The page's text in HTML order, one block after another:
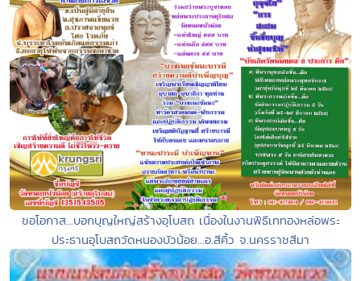
ขอโอกาส...บอกบุญใหญ่สร้างอุโบสถ เนื่องในงานพิธีเททองหล่อพระ
ประธานอุโบสถวัดหนองบัวน้อย...อ.สีคิ้ว จ.นครราชสีมา